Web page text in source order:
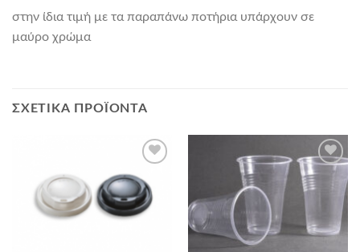
στην ίδια τιμή με τα παραπάνω ποτήρια υπάρχουν σε
μαύρο χρώμα
ΣΧΕΤΙΚΆ ΠΡΟΪΌΝΤΑ
Add to
Wishlist